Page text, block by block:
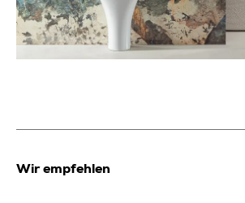
Wir empfehlen